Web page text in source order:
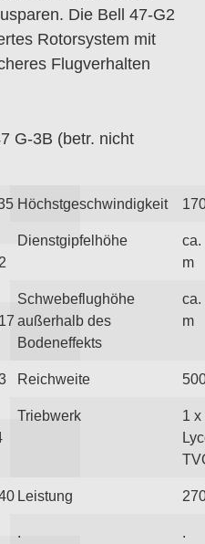
Die Bell 47-G2
Rotorsystem mit
Flugverhalten
G-3B (betr. nicht
Höchstgeschwindigkeit
Dienstgipfelhöhe
ca.
m
Schwebeflughöhe
außerhalb des
Bodeneffekts
ca.
m
Reichweite
Triebwerk
1 x
Leistung